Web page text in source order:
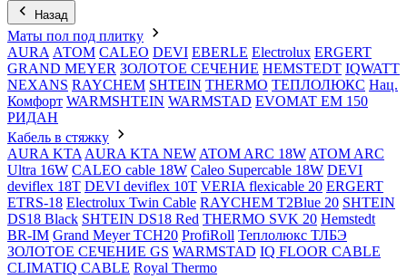
Назад
Маты пол под плитку
AURA АТОМ CALEO DEVI EBERLE Electrolux ERGERT
GRAND MEYER ЗОЛОТОЕ СЕЧЕНИЕ HEMSTEDT IQWATT
NEXANS RAYCHEM SHTEIN THERMO ТЕПЛОЛЮКС Нац.
Комфорт WARMSHTEIN WARMSTAD EVOMAT EM 150
РИДАН
Кабель в стяжку
AURA KTA AURA KTA NEW ATOM ARC 18W ATOM ARC
Ultra 16W CALEO cable 18W Caleo Supercable 18W DEVI
deviflex 18T DEVI deviflex 10T VERIA flexicable 20 ERGERT
ETRS-18 Electrolux Twin Cable RAYCHEM T2Blue 20 SHTEIN
DS18 Black SHTEIN DS18 Red THERMO SVK 20 Hemstedt
BR-IM Grand Meyer TCH20 ProfiRoll Теплолюкс ТЛБЭ
ЗОЛОТОЕ СЕЧЕНИЕ GS WARMSTAD IQ FLOOR CABLE
CLIMATIQ CABLE Royal Thermo